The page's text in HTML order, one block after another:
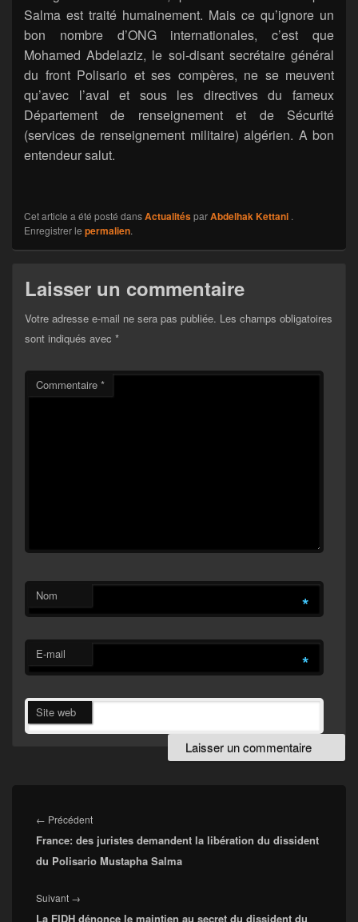
Salma est traité humainement. Mais ce qu’ignore un
bon nombre d’ONG internationales, c’est que
Mohamed Abdelaziz, le soi-disant secrétaire général
du front Polisario et ses compères, ne se meuvent
qu’avec l’aval et sous les directives du fameux
Département de renseignement et de Sécurité
(services de renseignement militaire) algérien. A bon
entendeur salut.
Cet article a été posté dansActualitésparAbdelhak Kettani .
Enregistrer le permalien.
Laisser un commentaire
Votre adresse e-mail ne sera pas publiée. Les champs obligatoires
sont indiqués avec *
Commentaire *
Nom *
E-mail *
Site web
de
l’article
← PrécédentArticle
précédent :
France: des juristes demandent la libération du dissident
du Polisario Mustapha Salma
Suivant →
suivant :
La FIDH dénonce le maintien au secret du dissident du